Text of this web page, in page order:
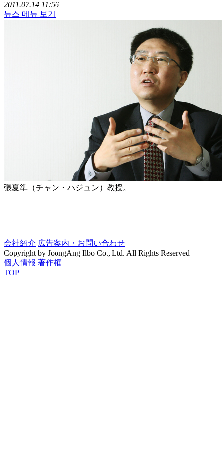
2011.07.14 11:56
뉴스 메뉴 보기
張夏準（チャン・ハジュン）教授。
会社紹介 広告案内・お問い合わせ
Copyright by JoongAng Ilbo Co., Ltd. All Rights Reserved
個人情報 著作権
TOP